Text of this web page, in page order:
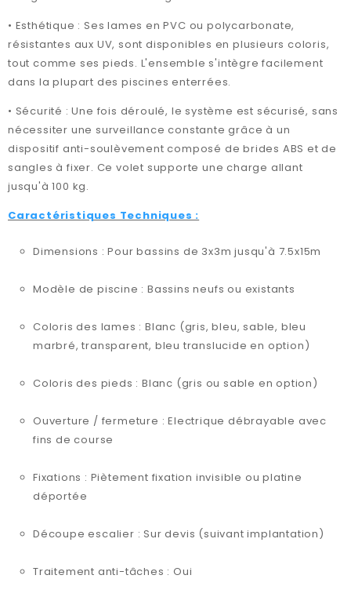
• Esthétique : Ses lames en PVC ou polycarbonate,
résistantes aux UV, sont disponibles en plusieurs coloris,
tout comme ses pieds. L'ensemble s'intègre facilement
dans la plupart des piscines enterrées.
• Sécurité : Une fois déroulé, le système est sécurisé, sans
nécessiter une surveillance constante grâce à un
dispositif anti-soulèvement composé de brides ABS et de
sangles à fixer. Ce volet supporte une charge allant
jusqu'à 100 kg.
Caractéristiques Techniques :
Dimensions : Pour bassins de 3x3m jusqu'à 7.5x15m
Modèle de piscine : Bassins neufs ou existants
Coloris des lames : Blanc (gris, bleu, sable, bleu
marbré, transparent, bleu translucide en option)
Coloris des pieds : Blanc (gris ou sable en option)
Ouverture / fermeture : Electrique débrayable avec
fins de course
Fixations : Piètement fixation invisible ou platine
déportée
Découpe escalier : Sur devis (suivant implantation)
Traitement anti-tâches : Oui